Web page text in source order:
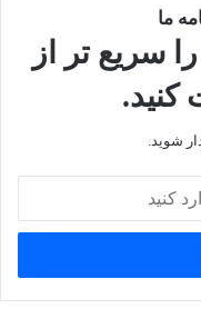
ما
سریع تر از
کنید.
شوید.